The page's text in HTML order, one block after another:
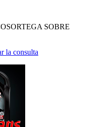
SOBRE
la consulta